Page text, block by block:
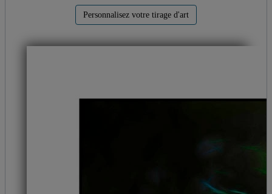
Personnalisez votre tirage d'art